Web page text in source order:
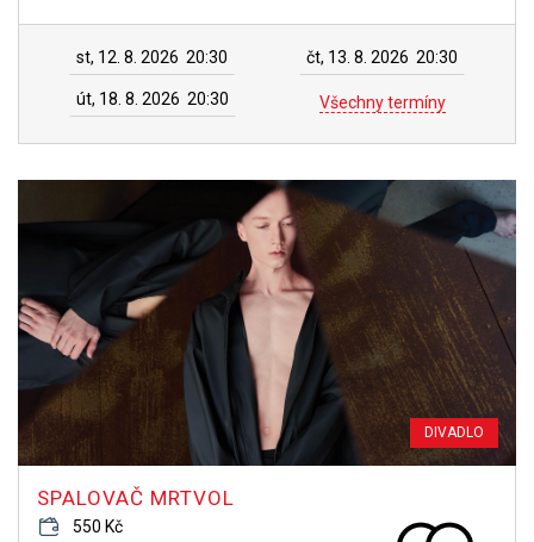
st, 12. 8. 2026 20:30 čt, 13. 8. 2026 20:30
út, 18. 8. 2026 20:30 Všechny termíny
DIVADLO
SPALOVAČ MRTVOL
550 Kč